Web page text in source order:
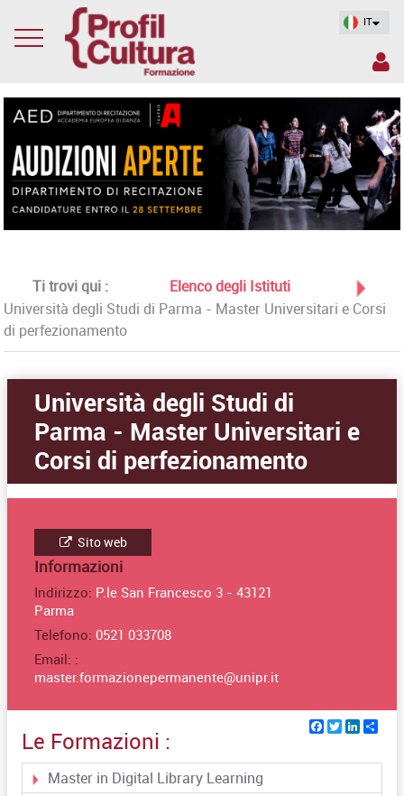
IT
Ti trovi qui :
Elenco degli Istituti
Università degli Studi di Parma - Master Universitari e Corsi
di perfezionamento
Università degli Studi di
Parma - Master Universitari e
Corsi di perfezionamento
Sito web
Informazioni
Indirizzo: P.le San Francesco 3 - 43121
Parma
Telefono:0521 033708
Email: :
master.formazionepermanente@unipr.it
Facebook
Twitter
Le Formazioni :
Master in Digital Library Learning